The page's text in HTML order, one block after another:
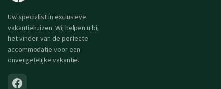
Uw specialist in exclusieve
vakantiehuizen. Wij helpen u bij
het vinden van de perfecte
accommodatie voor een
onvergetelijke vakantie.